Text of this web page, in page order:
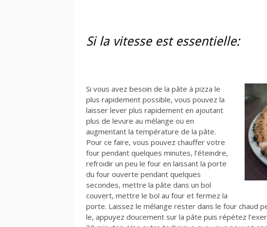
Si la vitesse est essentielle:
Si vous avez besoin de la pâte à pizza le
plus rapidement possible, vous pouvez la
laisser lever plus rapidement en ajoutant
plus de levure au mélange ou en
augmentant la température de la pâte.
Pour ce faire, vous pouvez chauffer votre
four pendant quelques minutes, l’éteindre,
refroidir un peu le four en laissant la porte
du four ouverte pendant quelques
secondes, mettre la pâte dans un bol
couvert, mettre le bol au four et fermez la
porte. Laissez le mélange rester dans le four chaud
le, appuyez doucement sur la pâte puis répétez